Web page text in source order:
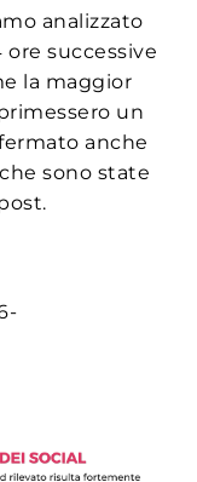
analizzato
ore successive
la maggior
un
anche
sono state